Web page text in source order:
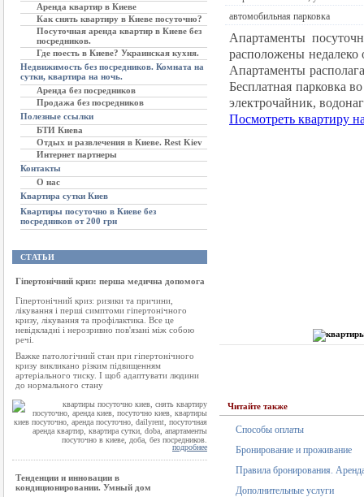
Аренда квартир в Киеве
Как снять квартиру в Киеве посуточно?
Посуточная аренда квартир в Киеве без
посредников.
Где поесть в Киеве? Украинская кухня.
Недвижимость без посредников. Комната на
сутки, квартира на ночь.
Аренда без посредников
Продажа без посредников
Полезные ссылки
БТИ Киева
Отдых и развлечения в Киеве. Rest Kiev
Интернет партнеры
Контакты
О нас
Квартира сутки Киев
Квартиры посуточно в Киеве без
посредников от 200 грн
СТАТЬИ
Гіпертонічний криз: перша медична допомога
Гіпертонічний криз: ризики та причини,
лікування і перші симптоми гіпертонічного
кризу, лікування та профілактика. Все це
невідкладні і нерозривно пов'язані між собою
речі.
Важке патологічний стан при гіпертонічного
кризу викликано різким підвищенням
артеріального тиску. І щоб адаптувати людини
до нормального стану
подробнее
Тенденции и инновации в
кондиционировании. Умный дом
автомобильная парковка
Апартаменты
расположены
Апартаменты
Бесплатная парковка
электрочайник,
Посмотреть квартиру
Читайте также
Способы оплаты
Бронирование и проживание
Правила бронирования.
Дополнительные услуги